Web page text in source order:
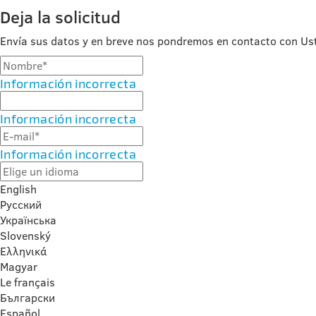
Deja la solicitud
Envía sus datos y en breve nos pondremos en contacto con
Información incorrecta
Información incorrecta
Información incorrecta
English
Русский
Українська
Slovenský
Ελληνικά
Magyar
Le français
Български